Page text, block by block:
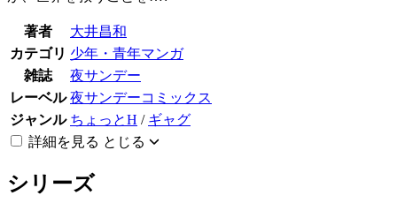
著者
大井昌和
カテゴリ 少年・青年マンガ
雑誌
夜サンデー
レーベル 夜サンデーコミックス
ジャンル ちょっとH / ギャグ
詳細を見る とじる
シリーズ